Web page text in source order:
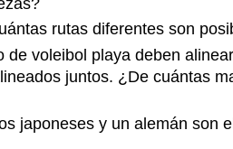
rutas diferentes son
voleibol playa deben
juntos. ¿De cuántas
japoneses y un alemán son